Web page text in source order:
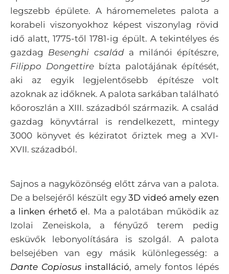
legszebb épülete. A háromemeletes palota a
korabeli viszonyokhoz képest viszonylag rövid
idő alatt, 1775-től 1781-ig épült. A tekintélyes és
gazdag Besenghi családa milánói építészre,
Filippo Dongettire bízta palotájának építését,
aki az egyik legjelentősebb építésze volt
azoknak az időknek. A palota sarkában található
kőoroszlán a XIII. századból származik. A család
gazdag könyvtárral is rendelkezett, mintegy
3000 könyvet és kéziratot őriztek meg a XVI-
XVII. századból.
Sajnos a nagyközönség előtt zárva van a palota.
De a belsejéről készült egy3D videó amely ezen
a linken érhető el. Ma a palotában működik az
Izolai Zeneiskola, a fényűző terem pedig
esküvők lebonyolítására is szolgál. A palota
belsejében van egy másik különlegesség: a
Dante Copiosusinstalláció, amely fontos lépés